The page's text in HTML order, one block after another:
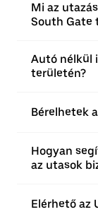
Mi az
South Gate
Autó nélkül
területén?
Bérelhetek
Hogyan
az utasok
Elérhető az